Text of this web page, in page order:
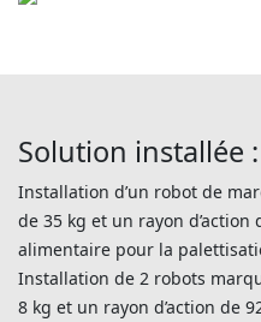
Solution installée :
Installation d’un robot de
de 35 kg et un rayon
alimentaire pour la
Installation de 2 robots
8 kg et un rayon d’action de